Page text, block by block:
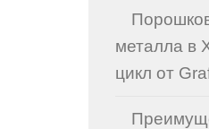
металла в
цикл от